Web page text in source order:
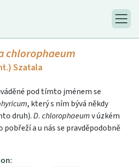
chlorophaeum
Szatala
pod tímto jménem se
, který s ním bývá někdy
druh).D. chlorophaeumv úzkém
a u nás se pravděpodobně